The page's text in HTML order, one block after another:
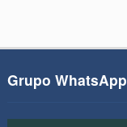
Grupo WhatsApp